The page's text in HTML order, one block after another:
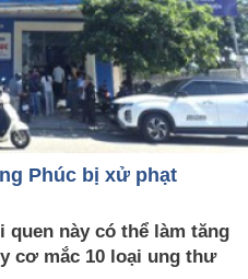
Phúc bị xử phạt
quen này có thể làm tăng
cơ mắc 10 loại ung thư